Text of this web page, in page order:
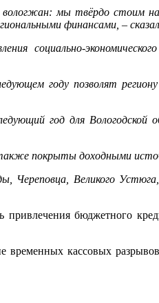
вологжан: мы твёрдо стоим
финансами, –
социально-
году позволят
год для Вологодской
покрыты доходными
Великого Устюга,
привлечения бюджетного
временных кассовых